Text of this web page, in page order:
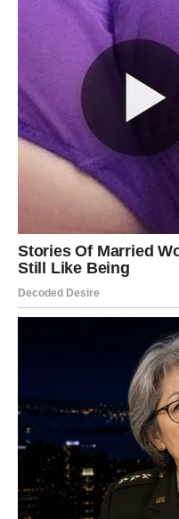
suptilan način.
Fokus i
Stabilno, ali bez
Poruka:
Ne morate sve
stvari dese.
VAGA –
I MIRA
Vaga će u naredna tri
zahteva jasan stav.
Ako ste u vezi,
u odnosu. Slobodne
Posao:
Saradnje su
Novac:
Dobar trenutak
Poruka:Ne žrtvujte sebe